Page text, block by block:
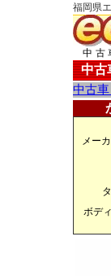
福岡県
中古
中古
中古
メー
ボデ